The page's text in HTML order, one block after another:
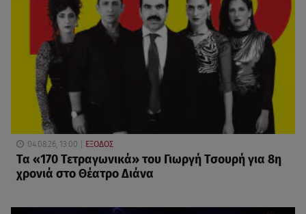
04.08.26, 13:00 ΕΞΟΔΟΣ
Τα «170 Τετραγωνικά» του Γιωργή Τσουρή για 8η
χρονιά στο Θέατρο Διάνα